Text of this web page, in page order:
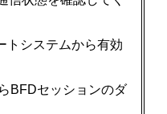
トシステムから有効
BFDセッションのダ